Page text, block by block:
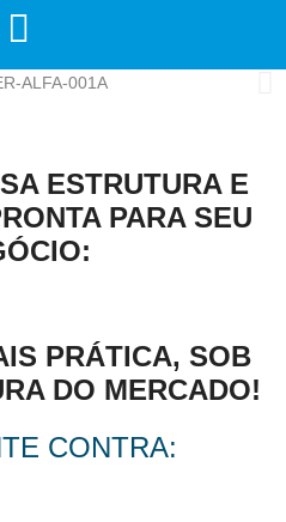
ESTRUTURA E
PARA SEU
PRÁTICA, SOB
DO MERCADO!
CONTRA: